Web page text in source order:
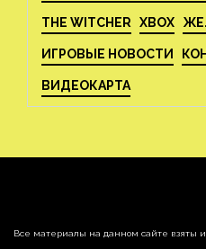
THE WITCHER XBOX
ИГРОВЫЕ НОВОСТИ
ВИДЕОКАРТА
Все материалы на данном сайте взяты